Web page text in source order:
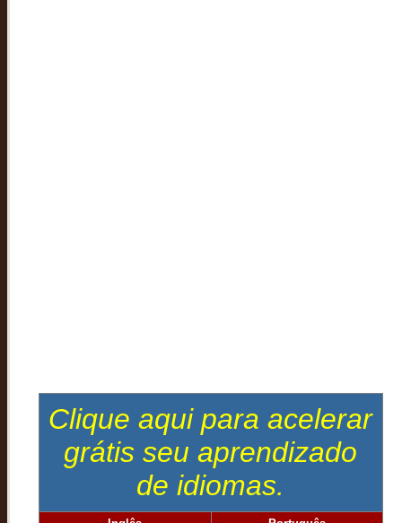
Clique aqui para acelerar
grátis seu aprendizado
de idiomas.